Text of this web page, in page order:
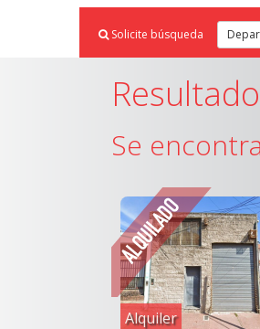
Solicite búsqueda
Se
Alquiler